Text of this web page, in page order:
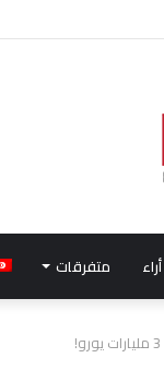
أراء متفرقات